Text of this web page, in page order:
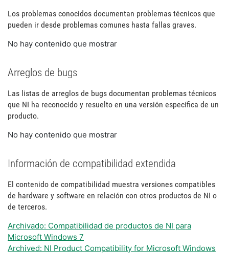
Los problemas conocidos documentan problemas técnicos que
pueden ir desde problemas comunes hasta fallas graves.
No hay contenido que mostrar
Arreglos de bugs
Las listas de arreglos de bugs documentan problemas técnicos
que NI ha reconocido y resuelto en una versión específica de un
producto.
No hay contenido que mostrar
Información de compatibilidad extendida
El contenido de compatibilidad muestra versiones compatibles
de hardware y software en relación con otros productos de NI o
de terceros.
Archivado: Compatibilidad de productos de NI para
Microsoft Windows 7
Archived: NI Product Compatibility for Microsoft Windows